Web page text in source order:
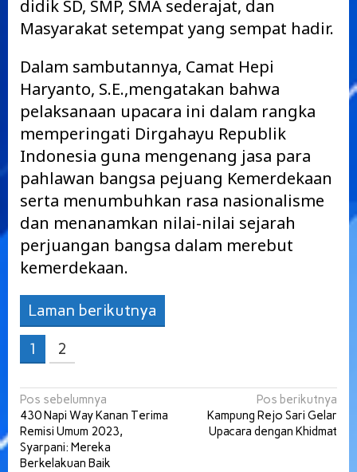
didik SD, SMP, SMA sederajat, dan
Masyarakat setempat yang sempat hadir.
Dalam sambutannya, Camat Hepi
Haryanto, S.E.,mengatakan bahwa
pelaksanaan upacara ini dalam rangka
memperingati Dirgahayu Republik
Indonesia guna mengenang jasa para
pahlawan bangsa pejuang Kemerdekaan
serta menumbuhkan rasa nasionalisme
dan menanamkan nilai-nilai sejarah
perjuangan bangsa dalam merebut
kemerdekaan.
Laman berikutnya
1
2
Navigasi
pos
Pos sebelumnya
430 Napi Way Kanan Terima
Remisi Umum 2023,
Syarpani: Mereka
Berkelakuan Baik
Pos berikutnya
Kampung Rejo Sari Gelar
Upacara dengan Khidmat